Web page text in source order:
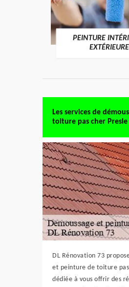
PEINTURE
Les services de
toiture pas cher
DL Rénovation 73
et peinture de toiture
dédiée à vous offrir des